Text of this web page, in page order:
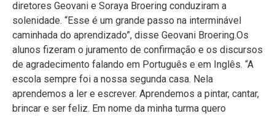
diretores Geovani e Soraya Broering conduziram a
solenidade. “Esse é um grande passo na interminável
caminhada do aprendizado”, disse Geovani Broering.Os
alunos fizeram o juramento de confirmação e os discursos
de agradecimento falando em Português e em Inglês. “A
escola sempre foi a nossa segunda casa. Nela
aprendemos a ler e escrever. Aprendemos a pintar, cantar,
brincar e ser feliz. Em nome da minha turma quero